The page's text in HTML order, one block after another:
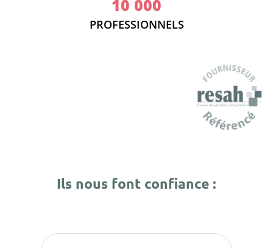
10 000
PROFESSIONNELS
Ils nous font confiance :